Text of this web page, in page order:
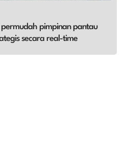
permudah pimpinan pantau
secara real-time